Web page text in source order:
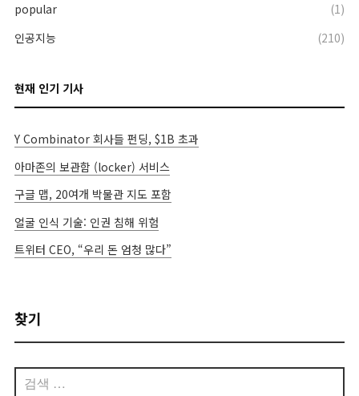
popular
(1)
인공지능
(210)
현재 인기 기사
Y Combinator 회사들 펀딩, $1B 초과
아마존의 보관함 (locker) 서비스
구글 맵, 20여개 박물관 지도 포함
얼굴 인식 기술: 인권 침해 위험
트위터 CEO, “우리 돈 엄청 많다”
찾기